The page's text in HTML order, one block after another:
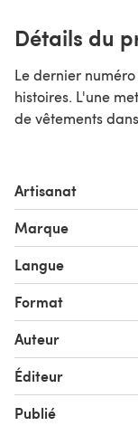
Détails du
Le dernier
histoires. L'une
de vêtements
Artisanat
Marque
Langue
Format
Auteur
Éditeur
Publié